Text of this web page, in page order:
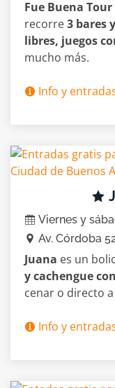
Fue Buena Tour
recorre3 bares
libres, juegos
mucho más.
Info y
Viernes y
Av. Córdoba
Juana es un
y cachengue
cenar o directo
Info y